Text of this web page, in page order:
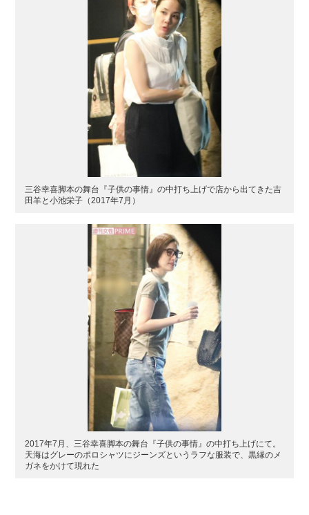
三谷幸喜脚本の舞台『子供の事情』の中打ち上げで店から出てきた吉
田羊と小池栄子（2017年7月）
2017年7月、三谷幸喜脚本の舞台『子供の事情』の中打ち上げにて。
天海はグレーのポロシャツにジーンズというラフな服装で、黒縁のメ
ガネをかけて現れた